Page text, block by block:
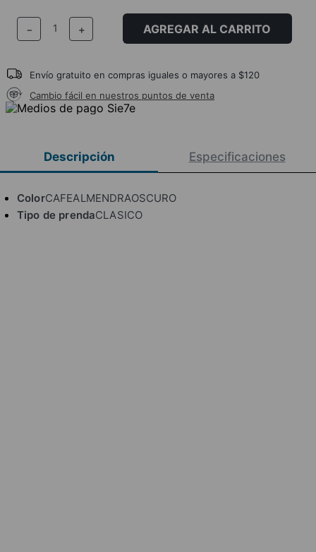
＋
－ AGREGAR AL CARRITO
Envío gratuito en compras iguales o mayores a $120
Cambio fácil en nuestros puntos de venta
Descripción Especificaciones
ColorCAFEALMENDRAOSCURO
Tipo de prendaCLASICO